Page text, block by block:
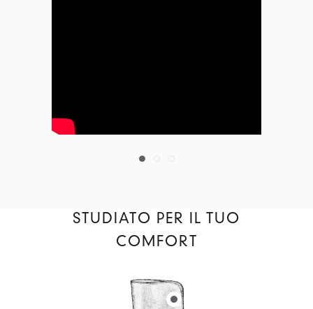
STUDIATO PER IL TUO
COMFORT